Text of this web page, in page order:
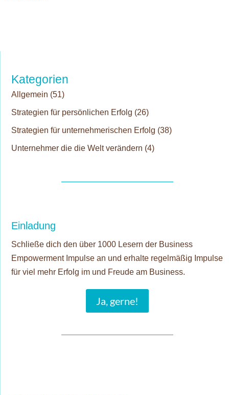
Kategorien
Allgemein (51)
Strategien für persönlichen Erfolg (26)
Strategien für unternehmerischen Erfolg (38)
Unternehmer die die Welt verändern (4)
Einladung
Schließe dich den über 1000 Lesern der Business
Empowerment Impulse an und erhalte regelmäßig Impulse
für viel mehr Erfolg im und Freude am Business.
Ja, gerne!